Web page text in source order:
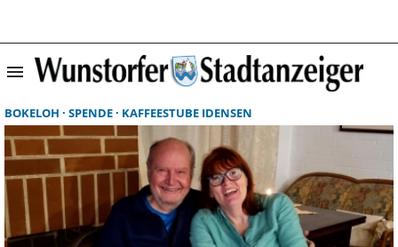
menu
BOKELOH SPENDE KAFFEESTUBE IDENSEN